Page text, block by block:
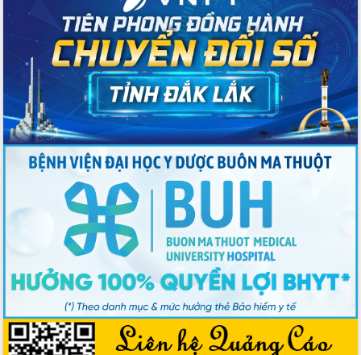
Tăng cường các giải pháp nhằm phát
triển hiệu quả khoa học, công nghệ,
đổi mới sáng tạo và chuyển đổi số
Tỉnh Đắk Lắk hiện đại hóa y tế từ bệnh
án điện tử
Tập huấn công tác đối ngoại và tuyên
truyền quản lý biên giới, biển đảo
Nhiều cách làm hay trong chuyển đổi
số vì người dân
Quyết tâm phấn đấu hoàn thành thắng
lợi các mục tiêu, nhiệm vụ Nghị quyết
Đại hội đại biểu Đảng bộ tỉnh Đắk Lắk
nhiệm kỳ 2025-2030
Khai mạc trọng thể Đại hội đại biểu
Đảng bộ tỉnh Đắk Lắk lần thứ I, nhiệm
kỳ 2025 - 2030
Đắk Lắk hoàn thành mục tiêu xóa nhà
tạm, nhà dột nát năm 2025
Phiên trù bị Đại hội đại biểu Đảng bộ
tỉnh Đắk Lắk lần thứ I, nhiệm kỳ 2025-